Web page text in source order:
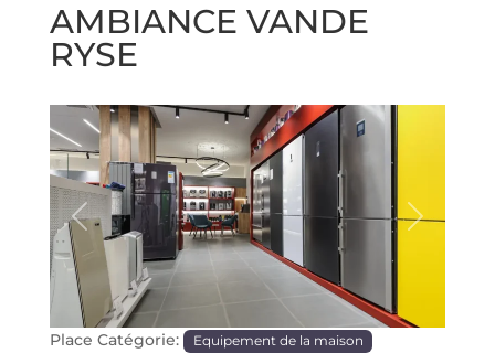
AMBIANCE VANDE
RYSE
Précédente Prochaine
Place Catégorie: Equipement de la maison